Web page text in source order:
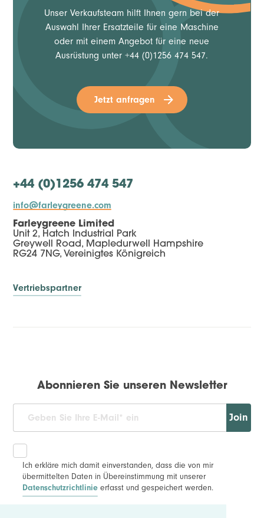
Unser Verkaufsteam hilft Ihnen gern bei der
Auswahl Ihrer Ersatzteile für eine Maschine
oder mit einem Angebot für eine neue
Ausrüstung unter +44 (0)1256 474 547.
Jetzt anfragen
+44 (0)1256 474 547
info@farleygreene.com
Farleygreene Limited
Unit 2, Hatch Industrial Park
Greywell Road, Mapledurwell Hampshire
RG24 7NG, Vereinigtes Königreich
Vertriebspartner
Abonnieren Sie unseren Newsletter
Join
Ich erkläre mich damit einverstanden, dass die von mir
übermittelten Daten in Übereinstimmung mit unserer
Datenschutzrichtlinie erfasst und gespeichert werden.